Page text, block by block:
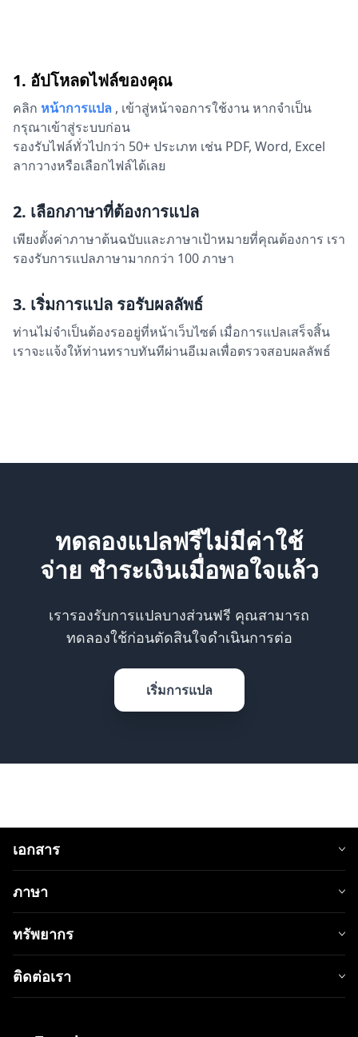
1. อัปโหลดไฟล์ของคุณ
คลิก หน้าการแปล , เข้าสู่หน้าจอการใช้งาน หากจำเป็น
กรุณาเข้าสู่ระบบก่อน
รองรับไฟล์ทั่วไปกว่า 50+ ประเภท เช่น PDF, Word, Excel
ลากวางหรือเลือกไฟล์ได้เลย
2. เลือกภาษาที่ต้องการแปล
เพียงตั้งค่าภาษาต้นฉบับและภาษาเป้าหมายที่คุณต้องการ เรา
รองรับการแปลภาษามากกว่า 100 ภาษา
3. เริ่มการแปล รอรับผลลัพธ์
ท่านไม่จำเป็นต้องรออยู่ที่หน้าเว็บไซต์ เมื่อการแปลเสร็จสิ้น
เราจะแจ้งให้ท่านทราบทันทีผ่านอีเมลเพื่อตรวจสอบผลลัพธ์
ทดลองแปลฟรีไม่มีค่าใช้
จ่าย ชำระเงินเมื่อพอใจแล้ว
เรารองรับการแปลบางส่วนฟรี คุณสามารถ
ทดลองใช้ก่อนตัดสินใจดำเนินการต่อ
เริ่มการแปล
เอกสาร
ภาษา
ทรัพยากร
ติดต่อเรา